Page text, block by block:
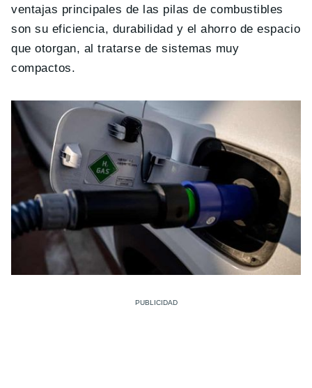
ventajas principales de las pilas de combustibles
son su eficiencia, durabilidad y el ahorro de espacio
que otorgan, al tratarse de sistemas muy
compactos.